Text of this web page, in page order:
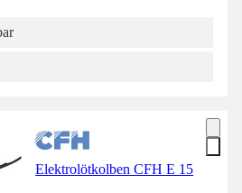
Elektrolötkolben CFH E 15